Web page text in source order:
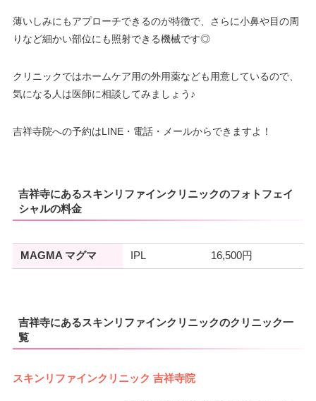
薄いしみにもアプローチできるのが特徴で、さらに小鼻や目の周
りなど細かい部位にも照射できる機械です◎
クリニックではホームケア用の外用薬なども用意しているので、
気になる人は医師に相談してみましょう♪
吉祥寺院への予約はLINE・電話・メールからできますよ！
吉祥寺にあるスキンリファインクリニックのフォトフェイ
シャルの料金
MAGMA マグマ IPL 16,500円
吉祥寺にあるスキンリファインクリニックのクリニック一
覧
スキンリファインクリニック 吉祥寺院